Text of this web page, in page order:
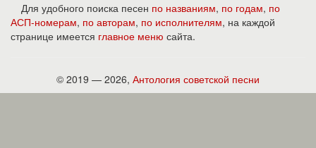
Для удобного поиска песен по названиям, по годам, по
АСП-номерам, по авторам, по исполнителям, на каждой
странице имеется главное меню сайта.
© 2019 — 2026, Антология советской песни